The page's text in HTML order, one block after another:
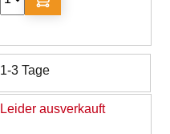
1-3 Tage
Leider ausverkauft